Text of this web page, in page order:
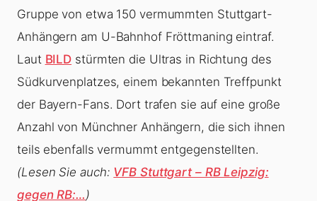
Gruppe von etwa 150 vermummten Stuttgart-
Anhängern am U-Bahnhof Fröttmaning eintraf.
Laut BILD stürmten die Ultras in Richtung des
Südkurvenplatzes, einem bekannten Treffpunkt
der Bayern-Fans. Dort trafen sie auf eine große
Anzahl von Münchner Anhängern, die sich ihnen
teils ebenfalls vermummt entgegenstellten.
(Lesen Sie auch: VFB Stuttgart – RB Leipzig:
gegen RB:…)